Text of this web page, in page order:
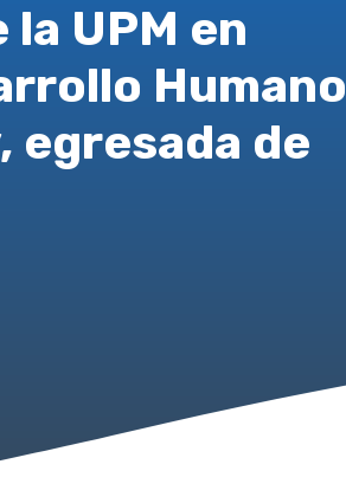
UPM en
Humano
egresada de